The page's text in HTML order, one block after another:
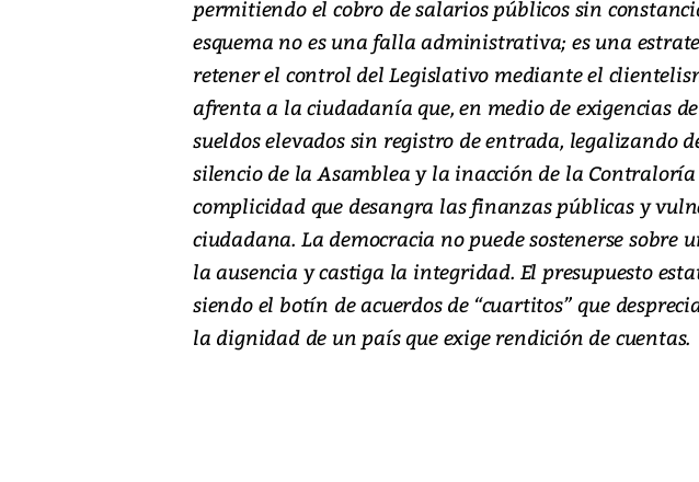
permitiendo el cobro de salarios públicos sin
esquema no es una falla administrativa; es una
retener el control del Legislativo mediante el
afrenta a la ciudadanía que, en medio de exigencias
sueldos elevados sin registro de entrada, legalizando
silencio de la Asamblea y la inacción de la
complicidad que desangra las finanzas públicas y
ciudadana. La democracia no puede sostenerse sobre
la ausencia y castiga la integridad. El presupuesto
siendo el botín de acuerdos de “cuartitos” que
la dignidad de un país que exige rendición de cuentas.